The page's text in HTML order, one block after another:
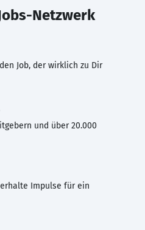
Netzwerk
Job, der wirklich zu Dir
und über 20.000
Impulse für ein